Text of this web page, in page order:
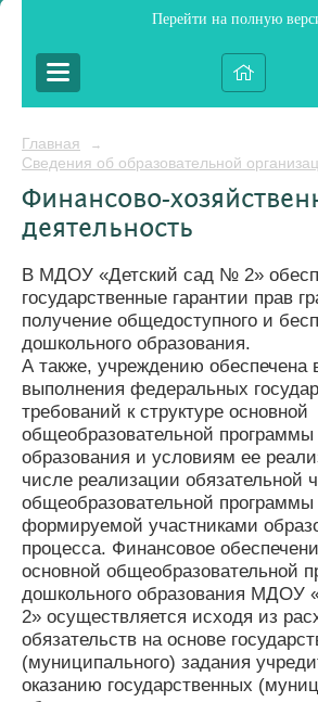
Перейти на полную
Главная →
Сведения об образовательной
Финансово-
деятельность
В МДОУ «Детский сад № 2»
государственные гарантии прав
получение общедоступного и
дошкольного образования.
А также, учреждению обеспечена
выполнения федеральных
требований к структуре основной
общеобразовательной программы
образования и условиям ее
числе реализации обязательной
общеобразовательной программы
формируемой участниками
процесса. Финансовое
основной общеобразовательной
дошкольного образования МДОУ
2» осуществляется исходя из
обязательств на основе
(муниципального) задания
оказанию государственных